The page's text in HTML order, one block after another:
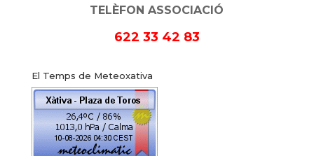
TELÈFON ASSOCIACIÓ
622 33 42 83
El Temps de Meteoxativa